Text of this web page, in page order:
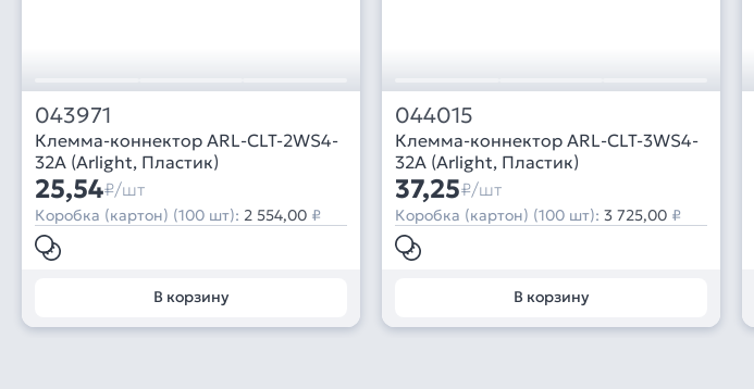
043971
Клемма-коннектор ARL-CLT-2WS4-
32A (Arlight, Пластик)
25,54₽/шт
Коробка (картон) (100 шт): 2 554,00 ₽
В корзину
044015
Клемма-коннектор ARL-CLT-3WS4-
32A (Arlight, Пластик)
37,25₽/шт
Коробка (картон) (100 шт): 3 725,00 ₽
В корзину